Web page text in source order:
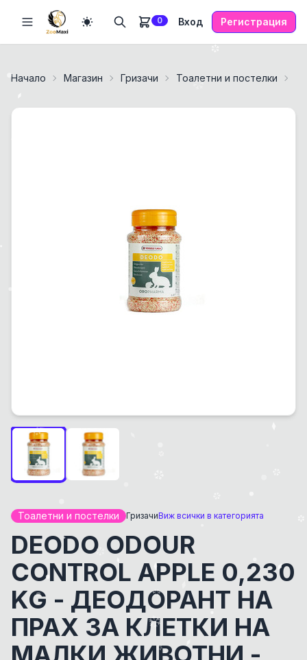
0 Вход Регистрация
Начало Магазин Гризачи Тоалетни и постелки
Тоалетни и постелки ГризачиВиж всички в категорията
DEODO ODOUR
CONTROL APPLE 0,230
KG - ДЕОДОРАНТ НА
ПРАХ ЗА КЛЕТКИ НА